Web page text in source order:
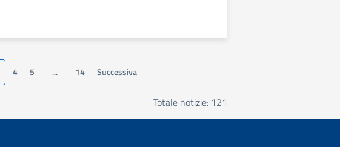
4 5 ... 14 Successiva
Totale notizie: 121